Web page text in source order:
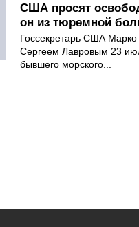
США просят
он из тюремной
Госсекретарь США
Сергеем Лавровым 23
бывшего морского...